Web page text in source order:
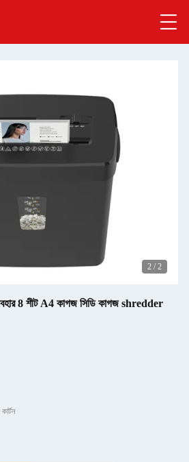
2 / 2
8 শীট A4 কাগজ সিডি কাগজ shredder